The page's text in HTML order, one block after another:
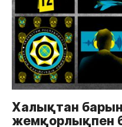
Халықтан
жемқорлықпен